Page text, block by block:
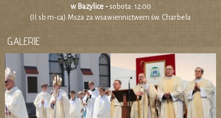
w Bazylice -sobota: 12:00
(II sb m-ca) Msza za wsawiennictwem św. Charbela
GALERIE